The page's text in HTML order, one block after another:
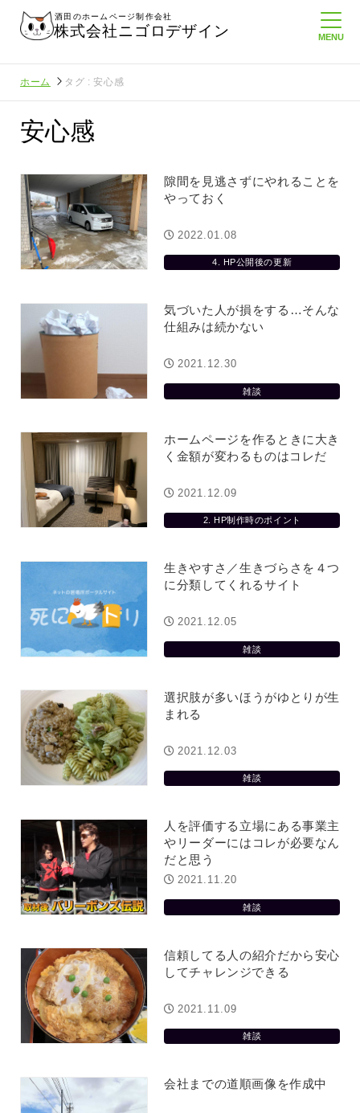
酒田のホームページ制作会社
株式会社ニゴロデザイン
ホーム タグ : 安心感
安心感
隙間を見逃さずにやれることを
やっておく
4. HP公開後の更新
2022.01.08
気づいた人が損をする…そんな
仕組みは続かない
雑談
2021.12.30
ホームページを作るときに大き
く金額が変わるものはコレだ
2. HP制作時のポイント
2021.12.09
生きやすさ／生きづらさを４つ
に分類してくれるサイト
雑談
2021.12.05
選択肢が多いほうがゆとりが生
まれる
雑談
2021.12.03
人を評価する立場にある事業主
やリーダーにはコレが必要なん
だと思う
雑談
2021.11.20
信頼してる人の紹介だから安心
してチャレンジできる
雑談
2021.11.09
会社までの道順画像を作成中
通信を持
なくまちがい探しが変わります